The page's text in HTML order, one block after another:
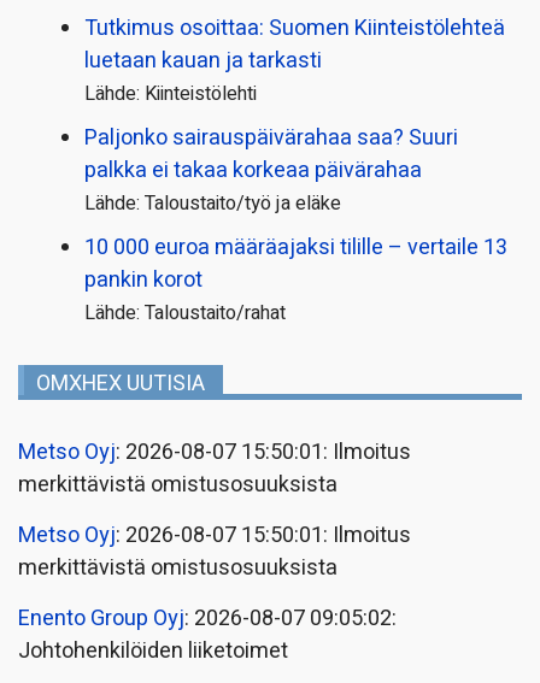
Tutkimus osoittaa: Suomen Kiinteistölehteä
luetaan kauan ja tarkasti
Lähde: Kiinteistölehti
Paljonko sairauspäivä­rahaa saa? Suuri
palkka ei takaa korkeaa päivärahaa
Lähde: Taloustaito/työ ja eläke
10 000 euroa määräajaksi tilille – vertaile 13
pankin korot
Lähde: Taloustaito/rahat
OMXHEX UUTISIA
Metso Oyj: 2026-08-07 15:50:01: Ilmoitus
merkittävistä omistusosuuksista
Metso Oyj: 2026-08-07 15:50:01: Ilmoitus
merkittävistä omistusosuuksista
Enento Group Oyj: 2026-08-07 09:05:02:
Johtohenkilöiden liiketoimet